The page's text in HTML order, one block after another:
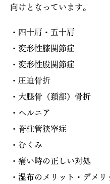
向けとなっています。
・四十肩・五十肩
・変形性膝関節症
・変形性股関節症
・圧迫骨折
・大腿骨（頚部）骨折
・ヘルニア
・脊柱管狭窄症
・むくみ
・痛い時の正しい対処
・湿布のメリット・デメリ